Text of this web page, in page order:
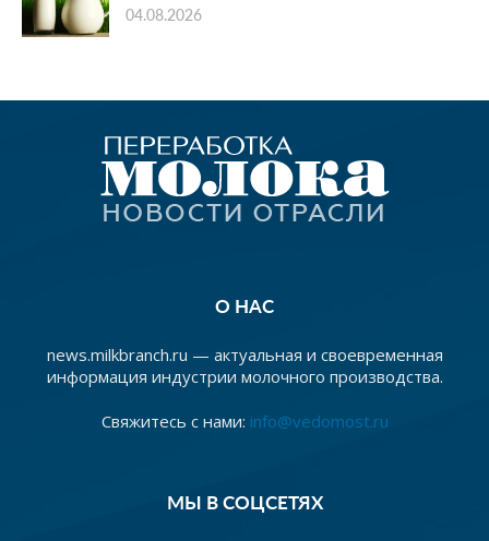
04.08.2026
О НАС
news.milkbranch.ru — актуальная и своевременная
информация индустрии молочного производства.
Свяжитесь с нами: info@vedomost.ru
МЫ В СОЦСЕТЯХ